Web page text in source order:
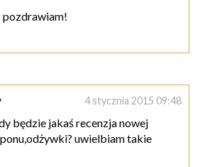
4 stycznia 2015 09:48
będzie jakaś recenzja nowej
uwielbiam takie